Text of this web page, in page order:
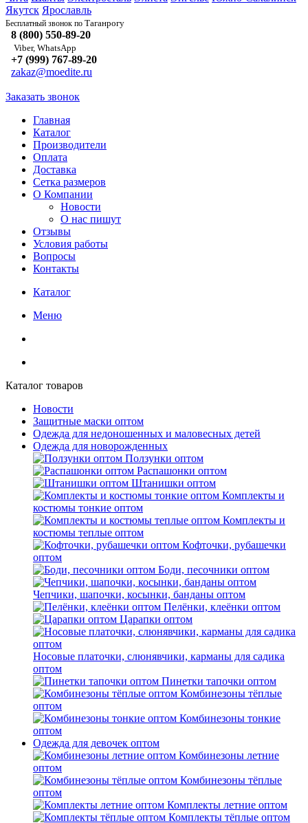
Якутск Ярославль
Бесплатный звонок по Таганрогу
8 (800) 550-89-20
Viber, WhatsApp
+7 (999) 767-89-20
zakaz@moedite.ru
Заказать звонок
Главная
Каталог
Производители
Оплата
Доставка
Сетка размеров
О Компании
Новости
О нас пишут
Отзывы
Условия работы
Вопросы
Контакты
Каталог
Меню
Каталог товаров
Новости
Защитные маски оптом
Одежда для недоношенных и маловесных детей
Одежда для новорожденных
Ползунки оптом
Распашонки оптом
Штанишки оптом
Комплекты и
костюмы тонкие оптом
Комплекты и
костюмы теплые оптом
Кофточки, рубашечки
оптом
Боди, песочники оптом
Чепчики, шапочки, косынки, банданы оптом
Пелёнки, клеёнки оптом
Царапки оптом
Носовые платочки, слюнявчики, карманы для садика
оптом
Пинетки тапочки оптом
Комбинезоны тёплые
оптом
Комбинезоны тонкие
оптом
Одежда для девочек оптом
Комбинезоны летние
оптом
Комбинезоны тёплые
оптом
Комплекты летние оптом
Комплекты тёплые оптом